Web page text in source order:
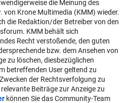
die Meinung des
von Krone Multimedia (KMM) wieder.
die Redaktion/der Betreiber von den
KMM behält sich
Recht verstoßende, den guten
bzw. dem Ansehen von
zu löschen, diesbezüglichen
betreffenden User geltend zu
der Rechtsverfolgung zu
Beiträge zur Anzeige zu
können Sie das Community-Team